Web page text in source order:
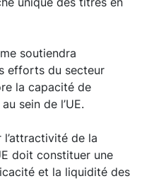
soutiendra
efforts du secteur
la capacité de
sein de l’UE.
de la
doit constituer une
et la liquidité des